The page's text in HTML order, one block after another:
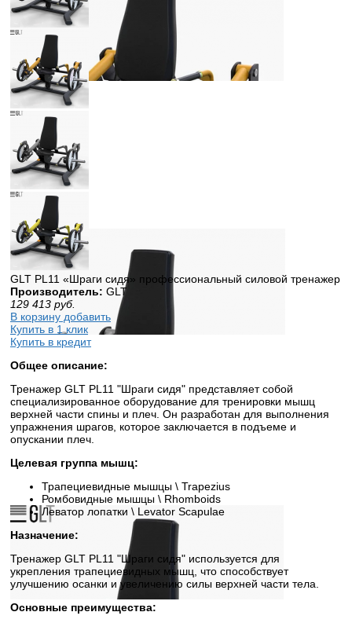
GLT PL11 «Шраги сидя» профессиональный силовой тренажер
Производитель: GLT
129 413 руб.
В корзину добавить
Купить в 1 клик
Купить в кредит
Общее описание:
Тренажер GLT PL11 "Шраги сидя" представляет собой
специализированное оборудование для тренировки мышц
верхней части спины и плеч. Он разработан для выполнения
упражнения шрагов, которое заключается в подъеме и
опускании плеч.
Целевая группа мышц:
Трапециевидные мышцы \ Trapezius
Ромбовидные мышцы \ Rhomboids
Леватор лопатки \ Levator Scapulae
Назначение:
Тренажер GLT PL11 "Шраги сидя" используется для
укрепления трапециевидных мышц, что способствует
улучшению осанки и увеличению силы верхней части тела.
Основные преимущества: